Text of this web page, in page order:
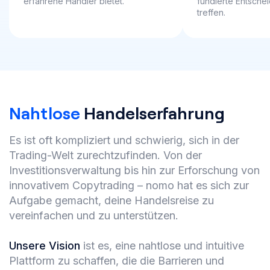
treffen.
Nahtlose Handelserfahrung
Es ist oft kompliziert und schwierig, sich in der
Trading-Welt zurechtzufinden. Von der
Investitionsverwaltung bis hin zur Erforschung von
innovativem Copytrading – nomo hat es sich zur
Aufgabe gemacht, deine Handelsreise zu
vereinfachen und zu unterstützen.
Unsere Vision ist es, eine nahtlose und intuitive
Plattform zu schaffen, die die Barrieren und